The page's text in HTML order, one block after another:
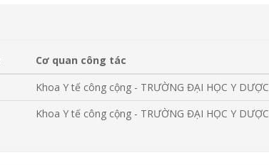
Cơ quan công tác
Khoa Y tế công cộng - TRƯỜNG ĐẠI HỌC Y DƯỢC
Khoa Y tế công cộng - TRƯỜNG ĐẠI HỌC Y DƯỢC